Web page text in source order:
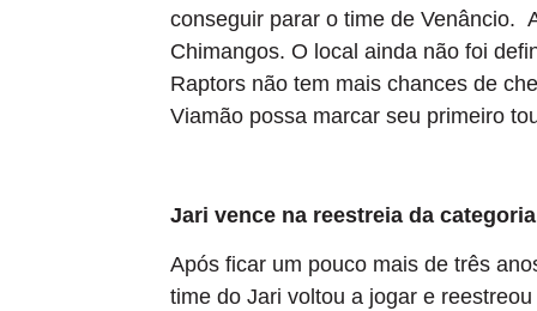
conseguir parar o time de Venâncio.
Chimangos. O local ainda não foi
Raptors não tem mais chances de
Viamão possa marcar seu primeiro
Jari vence na reestreia da
Após ficar um pouco mais de três
time do Jari voltou a jogar e